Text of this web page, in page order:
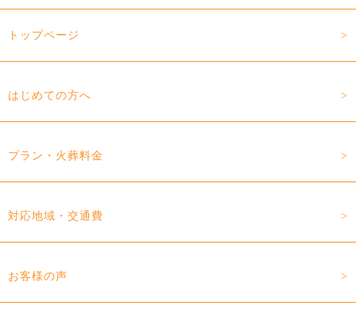
トップページ
はじめての方へ
プラン・火葬料金
対応地域・交通費
お客様の声